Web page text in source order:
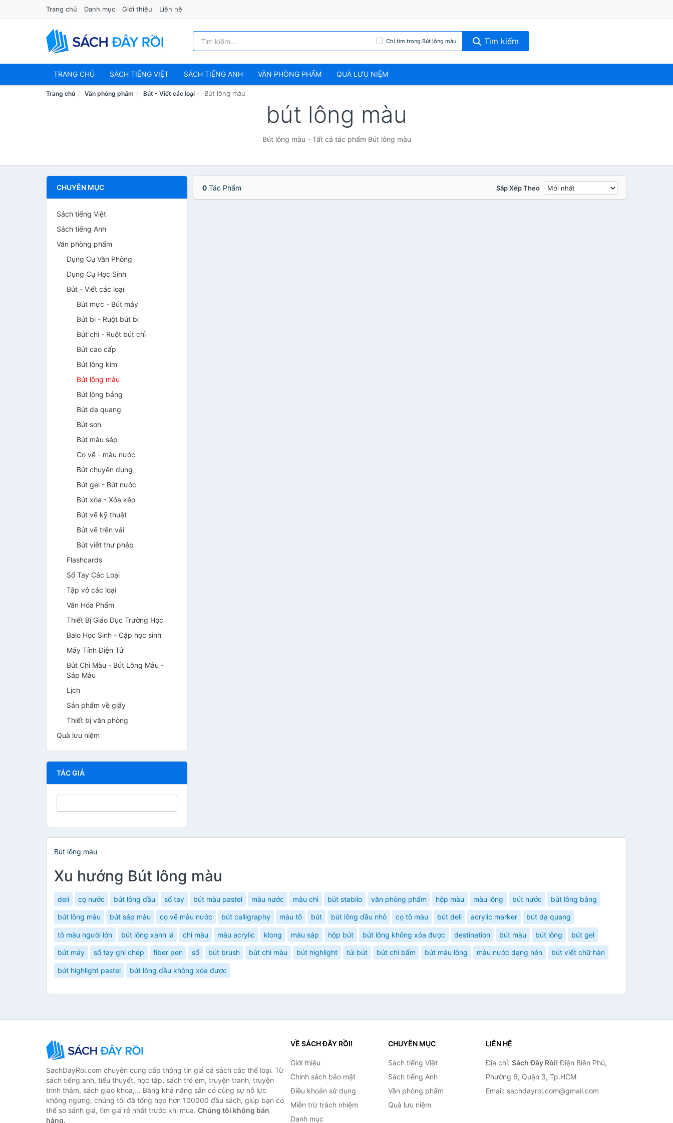
Trang chủ Danh mục Giới thiệu Liên hệ
Chỉ tìm trong Bút lông màu Tìm kiếm
TRANG CHỦ SÁCH TIẾNG VIỆT SÁCH TIẾNG ANH VĂN PHÒNG PHẨM QUÀ LƯU NIỆM
Trang chủ Văn phòng phẩm Bút - Viết các loại Bút lông màu
bút lông màu
Bút lông màu - Tất cả tác phẩm Bút lông màu
CHUYÊN MỤC
Sách tiếng Việt
Sách tiếng Anh
Văn phòng phẩm
Dụng Cụ Văn Phòng
Dụng Cụ Học Sinh
Bút - Viết các loại
Bút mực - Bút máy
Bút bi - Ruột bút bi
Bút chì - Ruột bút chì
Bút cao cấp
Bút lông kim
Bút lông màu
Bút lông bảng
Bút dạ quang
Bút sơn
Bút màu sáp
Cọ vẽ - màu nước
Bút chuyên dụng
Bút gel - Bút nước
Bút xóa - Xóa kéo
Bút vẽ kỹ thuật
Bút vẽ trên vải
Bút viết thư pháp
Flashcards
Sổ Tay Các Loại
Tập vở các loại
Văn Hóa Phẩm
Thiết Bị Giáo Dục Trường Học
Balo Học Sinh - Cặp học sinh
Máy Tính Điện Tử
Bút Chì Màu - Bút Lông Màu -
Sáp Màu
Lịch
Sản phẩm về giấy
Thiết bị văn phòng
Quà lưu niệm
TÁC GIẢ
0Tác Phẩm Sắp Xếp Theo
Bút lông màu
Xu hướng Bút lông màu
deli cọ nước bút lông dầu sổ tay bút màu pastel màu nước màu chì bút stabilo văn phòng phẩm hộp màu màu lông bút nước bút lông bảng
bút lông màu bút sáp màu cọ vẽ màu nước bút calligraphy màu tô bút bút lông dầu nhỏ cọ tô màu bút deli acrylic marker bút dạ quang
tô màu người lớn bút lông xanh lá chì màu màu acrylic klong màu sáp hộp bút bút lông không xóa được destination bút màu bút lông bút gel
bút máy sổ tay ghi chép fiber pen sổ bút brush bút chì màu bút highlight túi bút bút chì bấm bút màu lông màu nước dạng nén bút viết chữ hàn
bút highlight pastel bút lông dầu không xóa được
SachDayRoi.com chuyên cung cấp thông tin giá cả sách các thể loại. Từ
sách tiếng anh, tiểu thuyết, học tập, sách trẻ em, truyện tranh, truyện
trinh thám, sách giao khoa,... Bằng khả năng sẵn có cùng sự nỗ lực
không ngừng, chúng tôi đã tổng hợp hơn 100000 đầu sách, giúp bạn có
thể so sánh giá, tìm giá rẻ nhất trước khi mua. Chúng tôi không bán
hàng.
VỀ SÁCH ĐÂY RỒI!
Giới thiệu
Chính sách bảo mật
Điều khoản sử dụng
Miễn trừ trách nhiệm
Danh mục
CHUYÊN MỤC
Sách tiếng Việt
Sách tiếng Anh
Văn phòng phẩm
Quà lưu niệm
LIÊN HỆ
Địa chỉ: Sách Đây Rồi! Điện Biên Phủ,
Phường 6, Quận 3, Tp.HCM
Email: sachdayroi.com@gmail.com